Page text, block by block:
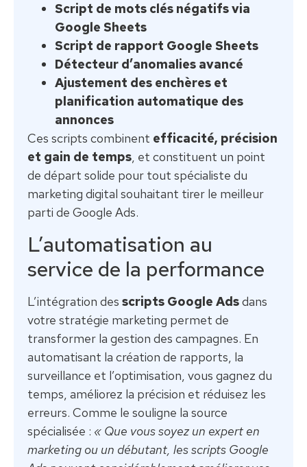
Script de mots clés négatifs via
Google Sheets
Script de rapport Google Sheets
Détecteur d’anomalies avancé
Ajustement des enchères et
planification automatique des
annonces
Ces scripts combinent efficacité, précision
et gain de temps, et constituent un point
de départ solide pour tout spécialiste du
marketing digital souhaitant tirer le meilleur
parti de Google Ads.
L’automatisation au
service de la performance
L’intégration des scripts Google Adsdans
votre stratégie marketing permet de
transformer la gestion des campagnes. En
automatisant la création de rapports, la
surveillance et l’optimisation, vous gagnez du
temps, améliorez la précision et réduisez les
erreurs. Comme le souligne la source
spécialisée : « Que vous soyez un expert en
marketing ou un débutant, les scripts Google